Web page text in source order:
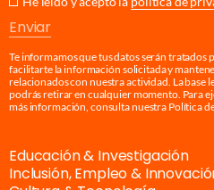
Educación & Investigación
Inclusión, Empleo &
Enviar
Te informamos que tus datos serán tratados
facilitarte la información solicitada y
relacionados con nuestra actividad. La base
podrás retirar en cualquier momento. Para
más información, consulta nuestra Política